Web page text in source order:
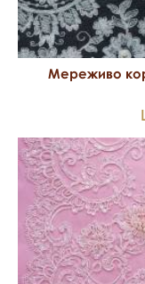
Мереживо